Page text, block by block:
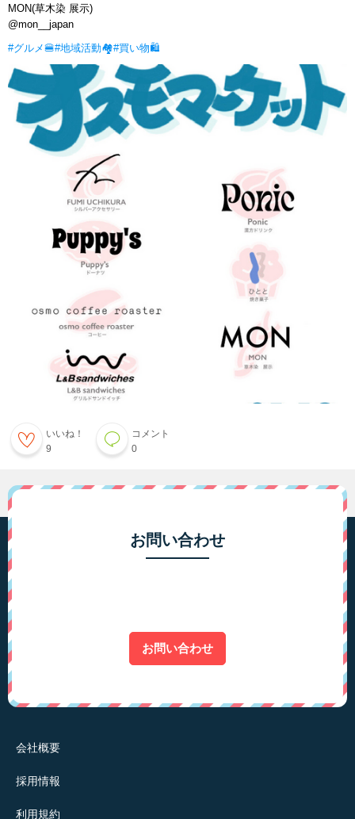
MON(草木染 展示)
@mon__japan
#グルメ🍔#地域活動🏘#買い物🛍
いいね！
9
コメント
0
お問い合わせ
お問い合わせ
会社概要
採用情報
利用規約